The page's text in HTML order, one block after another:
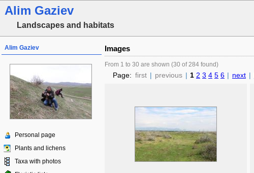
Alim Gaziev
Landscapes and habitats
Alim Gaziev
Personal page
Plants and lichens
Taxa with photos
Images
From 1 to 30 are shown (30 of 284 found)
Page: first | previous | 1 2 3 4 5 6 | next |